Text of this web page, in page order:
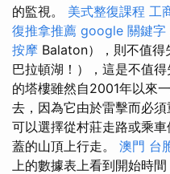
的監視。 美式整復課程 工
復推拿推薦 google 關鍵字
按摩 Balaton），則不值得
巴拉頓湖！），這是不值得
的塔樓雖然自2001年以來
去，因為它由於雷擊而必須
可以選擇從村莊走路或乘
蓋的山頂上行走。 澳門 台
上的數據表上看到開始時